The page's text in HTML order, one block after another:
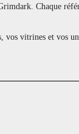
Chaque
vos vitrines et vos